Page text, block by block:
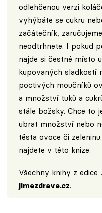
odlehčenou verzi
vyhýbáte se cukru
začátečník,
neodtrhnete. I pokud
najde si čestné místo
kupovaných sladkostí
poctivých moučníků
a množství tuků a
stále božsky. Chce to
ubrat množství nebo
těsta ovoce či
najdete v této knize.
Všechny knihy z edice
jimezdrave.cz.